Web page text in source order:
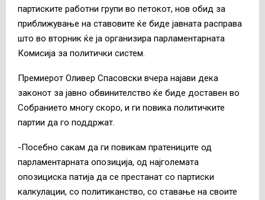
партиските работни групи во петокот, нов обид за
приближување на ставовите ќе биде јавната расправа
што во вторник ќе ја организира парламентарната
Комисија за политички систем.
Премиерот Оливер Спасовски вчера најави дека
законот за јавно обвинителство ќе биде доставен во
Собранието многу скоро, и ги повика политичките
партии да го поддржат.
-Посебно сакам да ги повикам пратениците од
парламентарната опозиција, од најголемата
опозициска патија да се престанат со партиски
калкулации, со политиканство, со ставање на своите